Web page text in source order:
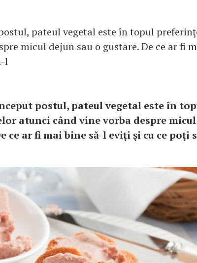
pateul vegetal este în topul
micul dejun sau o gustare. De ce ar fi
l
postul, pateul vegetal este în
atunci când vine vorba despre
ce ar fi mai bine să-l eviţi şi cu ce poţi